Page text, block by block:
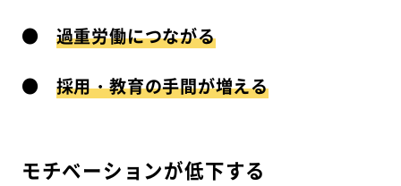
● 過重労働につながる
● 採用・教育の手間が増える
モチベーションが低下する